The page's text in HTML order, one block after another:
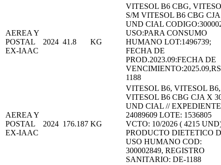
AEREA Y
POSTAL
EX-IAAC
2024 41.8 KG
VITESOL B6 CBG,
S/M VITESOL B6 CBG
UND CIAL
USO:PARA CONSUMO
HUMANO LOT:1496739;
FECHA DE
PROD.2023.09:FECHA DE
1188
AEREA Y
POSTAL
EX-IAAC
2024 176.187 KG
VITESOL B6, VITESOL
VITESOL B6 CBG CJA X
UND CIAL //
24089609 LOTE: 1536805
VCTO: 10/2026 ( 4215
PRODUCTO DIETETICO
USO HUMANO COD:
300002849, REGISTRO
SANITARIO: DE-1188